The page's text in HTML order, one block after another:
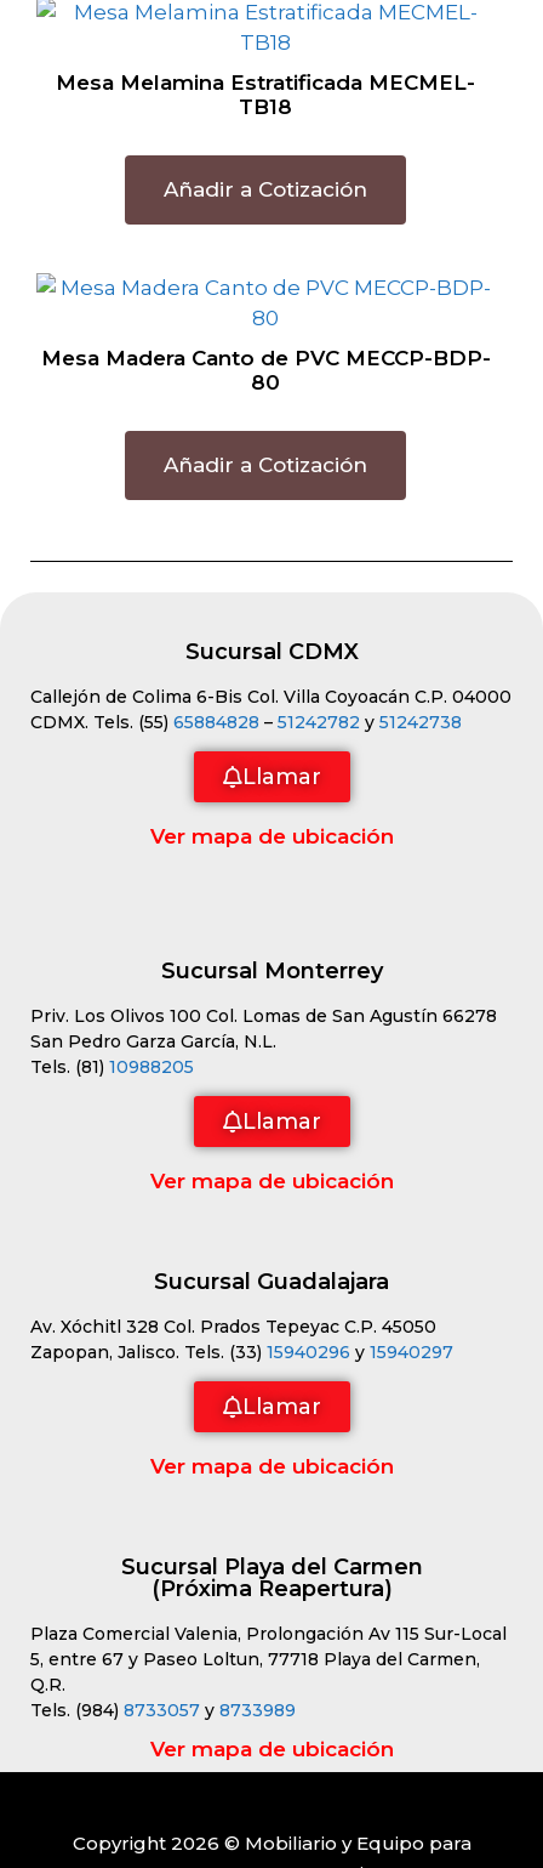
Mesa Melamina Estratificada MECMEL-
TB18
Añadir a Cotización
Mesa Madera Canto de PVC MECCP-BDP-
80
Añadir a Cotización
Sucursal CDMX
Callejón de Colima 6-Bis Col. Villa Coyoacán C.P. 04000
CDMX. Tels. (55) 65884828 – 51242782 y 51242738
Llamar
Ver mapa de ubicación
Sucursal Monterrey
Priv. Los Olivos 100 Col. Lomas de San Agustín 66278
San Pedro Garza García, N.L.
Tels. (81) 10988205
Llamar
Ver mapa de ubicación
Sucursal Guadalajara
Av. Xóchitl 328 Col. Prados Tepeyac C.P. 45050
Zapopan, Jalisco. Tels. (33) 15940296 y 15940297
Llamar
Ver mapa de ubicación
Sucursal Playa del Carmen
(Próxima Reapertura)
Plaza Comercial Valenia, Prolongación Av 115 Sur-Local
5, entre 67 y Paseo Loltun, 77718 Playa del Carmen,
Q.R.
Tels. (984) 8733057 y 8733989
Ver mapa de ubicación
Copyright 2026 © Mobiliario y Equipo para